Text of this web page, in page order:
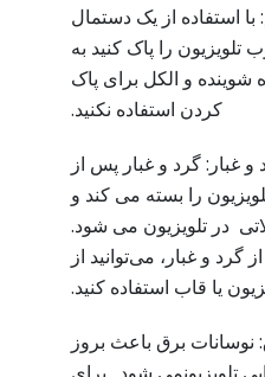
استفاده از یک دستمال
را پاک کنید به
شوینده و الکل برای پاک
کردن استفاده نکنید.
و غبار: گرد و غبار پس از
را بسته می کند و
در تلویزیون می شود.
گرد و غبار، می‌توانید از
یا قاب استفاده کنید.
نوسانات برق باعث بروز